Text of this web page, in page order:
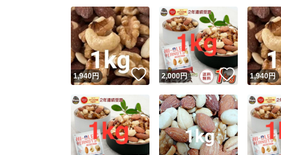
1,940円 いいね！
2,000円 いいね！
1,940円